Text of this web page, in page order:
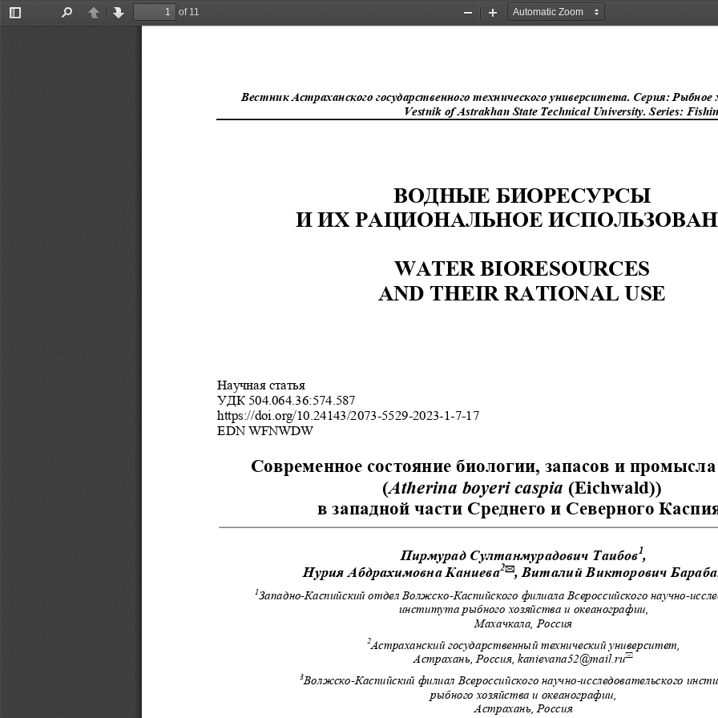
Toggle
PreviousNext
of 11
Zoom
Zoom
Вестник Астраханского государственного технического университета. Серия: Рыбное
Vestnik of Astrakhan State Technical University. Series:
ВОДНЫЕ БИОРЕСУРСЫ
И ИХ РАЦИОНАЛЬНОЕ
WATER BIORESOURCES
AND THEIR RATIONAL USE
Научная статья
УДК 504.064.36:574.587
https://doi.org/10.24143/2073-5529-2023-1-7-17
EDN WFNWDW
Современное состояние биологии, запасов и промысла
(Atherina boyeri caspia (Eichwald))
в западной части Среднего и Северного
Пирмурад Султанмурадович Таибов 1,
Нурия Абдрахимовна Каниева
2, Виталий Викторович
1Западно-Каспийский отдел Волжско-Каспийского филиала Всероссийского научно-
института рыбного хозяйства и океанографии,
Махачкала, Россия
2Астраханский государственный технический университет,
Астрахань, Россия, kanievana52@mail.ru

3Волжско-Каспийский филиал Всероссийского научно-исследовательского
рыбного хозяйства и океанографии,
Астрахань, Россия